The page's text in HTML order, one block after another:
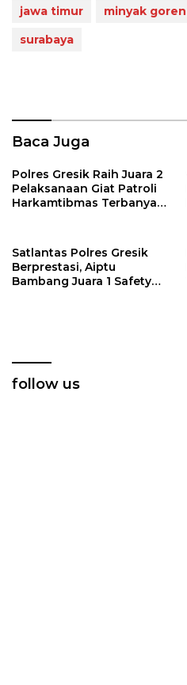
jawa timur minyak
surabaya
Baca Juga
Polres Gresik Raih Juara 2
Pelaksanaan Giat Patroli
Harkamtibmas Terbanyak
Satlantas Polres Gresik
Berprestasi, Aiptu
Bambang Juara 1 Safety
follow us